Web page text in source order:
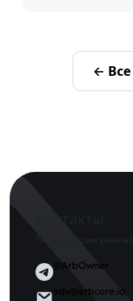
←
@ArbOwner
adv@arbcore.io